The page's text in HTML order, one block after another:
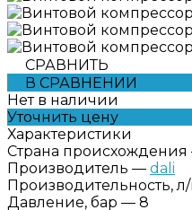
СРАВНИТЬ
В СРАВНЕНИИ
Нет в наличии
Уточнить цену
Характеристики
Страна происхождения
Производитель — dali
Производительность,
Давление, бар — 8